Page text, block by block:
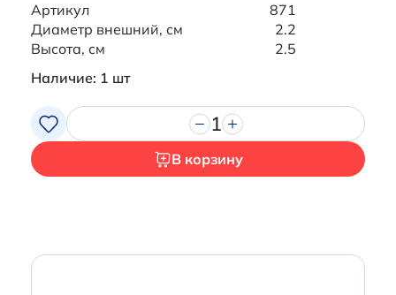
Артикул
871
Диаметр внешний, см
2.2
Высота, см
2.5
Наличие: 1 шт
1
В корзину